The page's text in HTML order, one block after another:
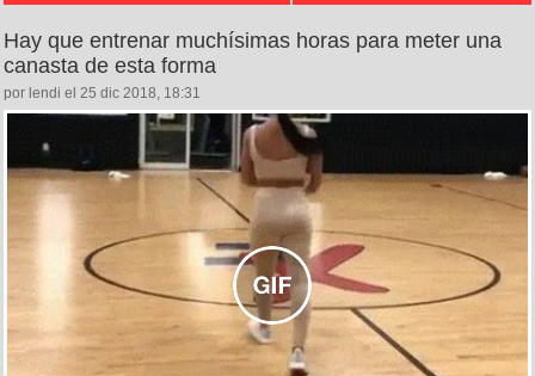
Hay que entrenar muchísimas horas para meter una
canasta de esta forma
por lendi el 25 dic 2018, 18:31